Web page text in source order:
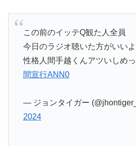
この前のイッテQ観た人全員
今日のラジオ聴いた方がいい
性格人間手越くんアツいしめ
間宣行ANN0
— ジョンタイガー
2024